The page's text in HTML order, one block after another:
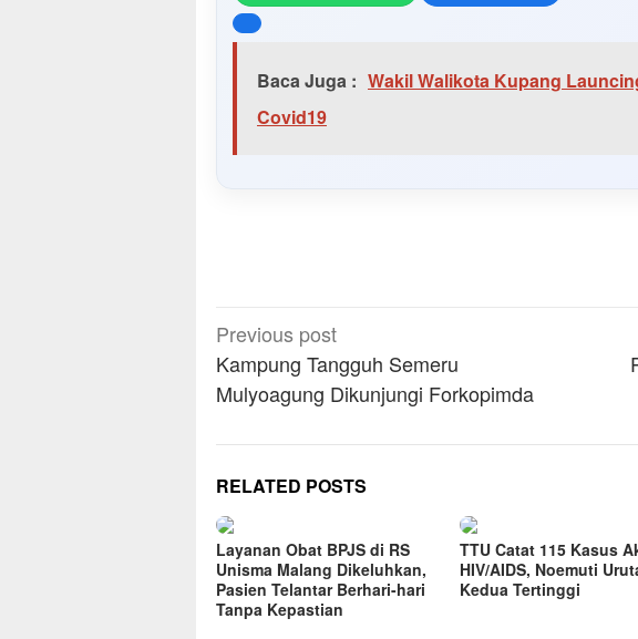
Baca Juga : Wakil Walikota Kupang
Covid19
Post
navigation
Previous post
Kampung Tangguh Semeru
Mulyoagung Dikunjungi Forkopimda
RELATED POSTS
Layanan Obat BPJS di RS
Unisma Malang Dikeluhkan,
Pasien Telantar Berhari-hari
Tanpa Kepastian
TTU Catat 115 Kasus
HIV/AIDS, Noemuti
Kedua Tertinggi